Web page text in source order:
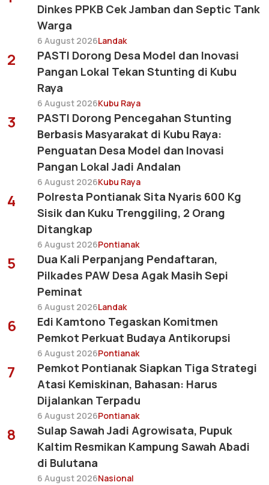
Dinkes PPKB Cek Jamban dan Septic Tank
Warga
6 August 2026Landak
2
PASTI Dorong Desa Model dan Inovasi
Pangan Lokal Tekan Stunting di Kubu
Raya
6 August 2026Kubu Raya
3
PASTI Dorong Pencegahan Stunting
Berbasis Masyarakat di Kubu Raya:
Penguatan Desa Model dan Inovasi
Pangan Lokal Jadi Andalan
6 August 2026Kubu Raya
4
Polresta Pontianak Sita Nyaris 600 Kg
Sisik dan Kuku Trenggiling, 2 Orang
Ditangkap
6 August 2026Pontianak
5
Dua Kali Perpanjang Pendaftaran,
Pilkades PAW Desa Agak Masih Sepi
Peminat
6 August 2026Landak
6
Edi Kamtono Tegaskan Komitmen
Pemkot Perkuat Budaya Antikorupsi
6 August 2026Pontianak
7
Pemkot Pontianak Siapkan Tiga Strategi
Atasi Kemiskinan, Bahasan: Harus
Dijalankan Terpadu
6 August 2026Pontianak
8
Sulap Sawah Jadi Agrowisata, Pupuk
Kaltim Resmikan Kampung Sawah Abadi
di Bulutana
6 August 2026Nasional